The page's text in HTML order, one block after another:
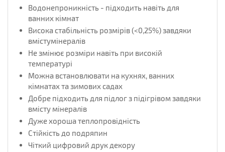
Водонепроникність - підходить навіть для
ванних кімнат
Висока стабільність розмірів (<0,25%) завдяки
вмістумінералів
Не змінює розміри навіть при високій
температурі
Можна встановлювати на кухнях, ванних
кімнатах та зимових садах
Добре підходить для підлог з підігрівом завдяки
вмісту мінералів
Дуже хороша теплопровідність
Стійкість до подряпин
Чіткий цифровий друк декору